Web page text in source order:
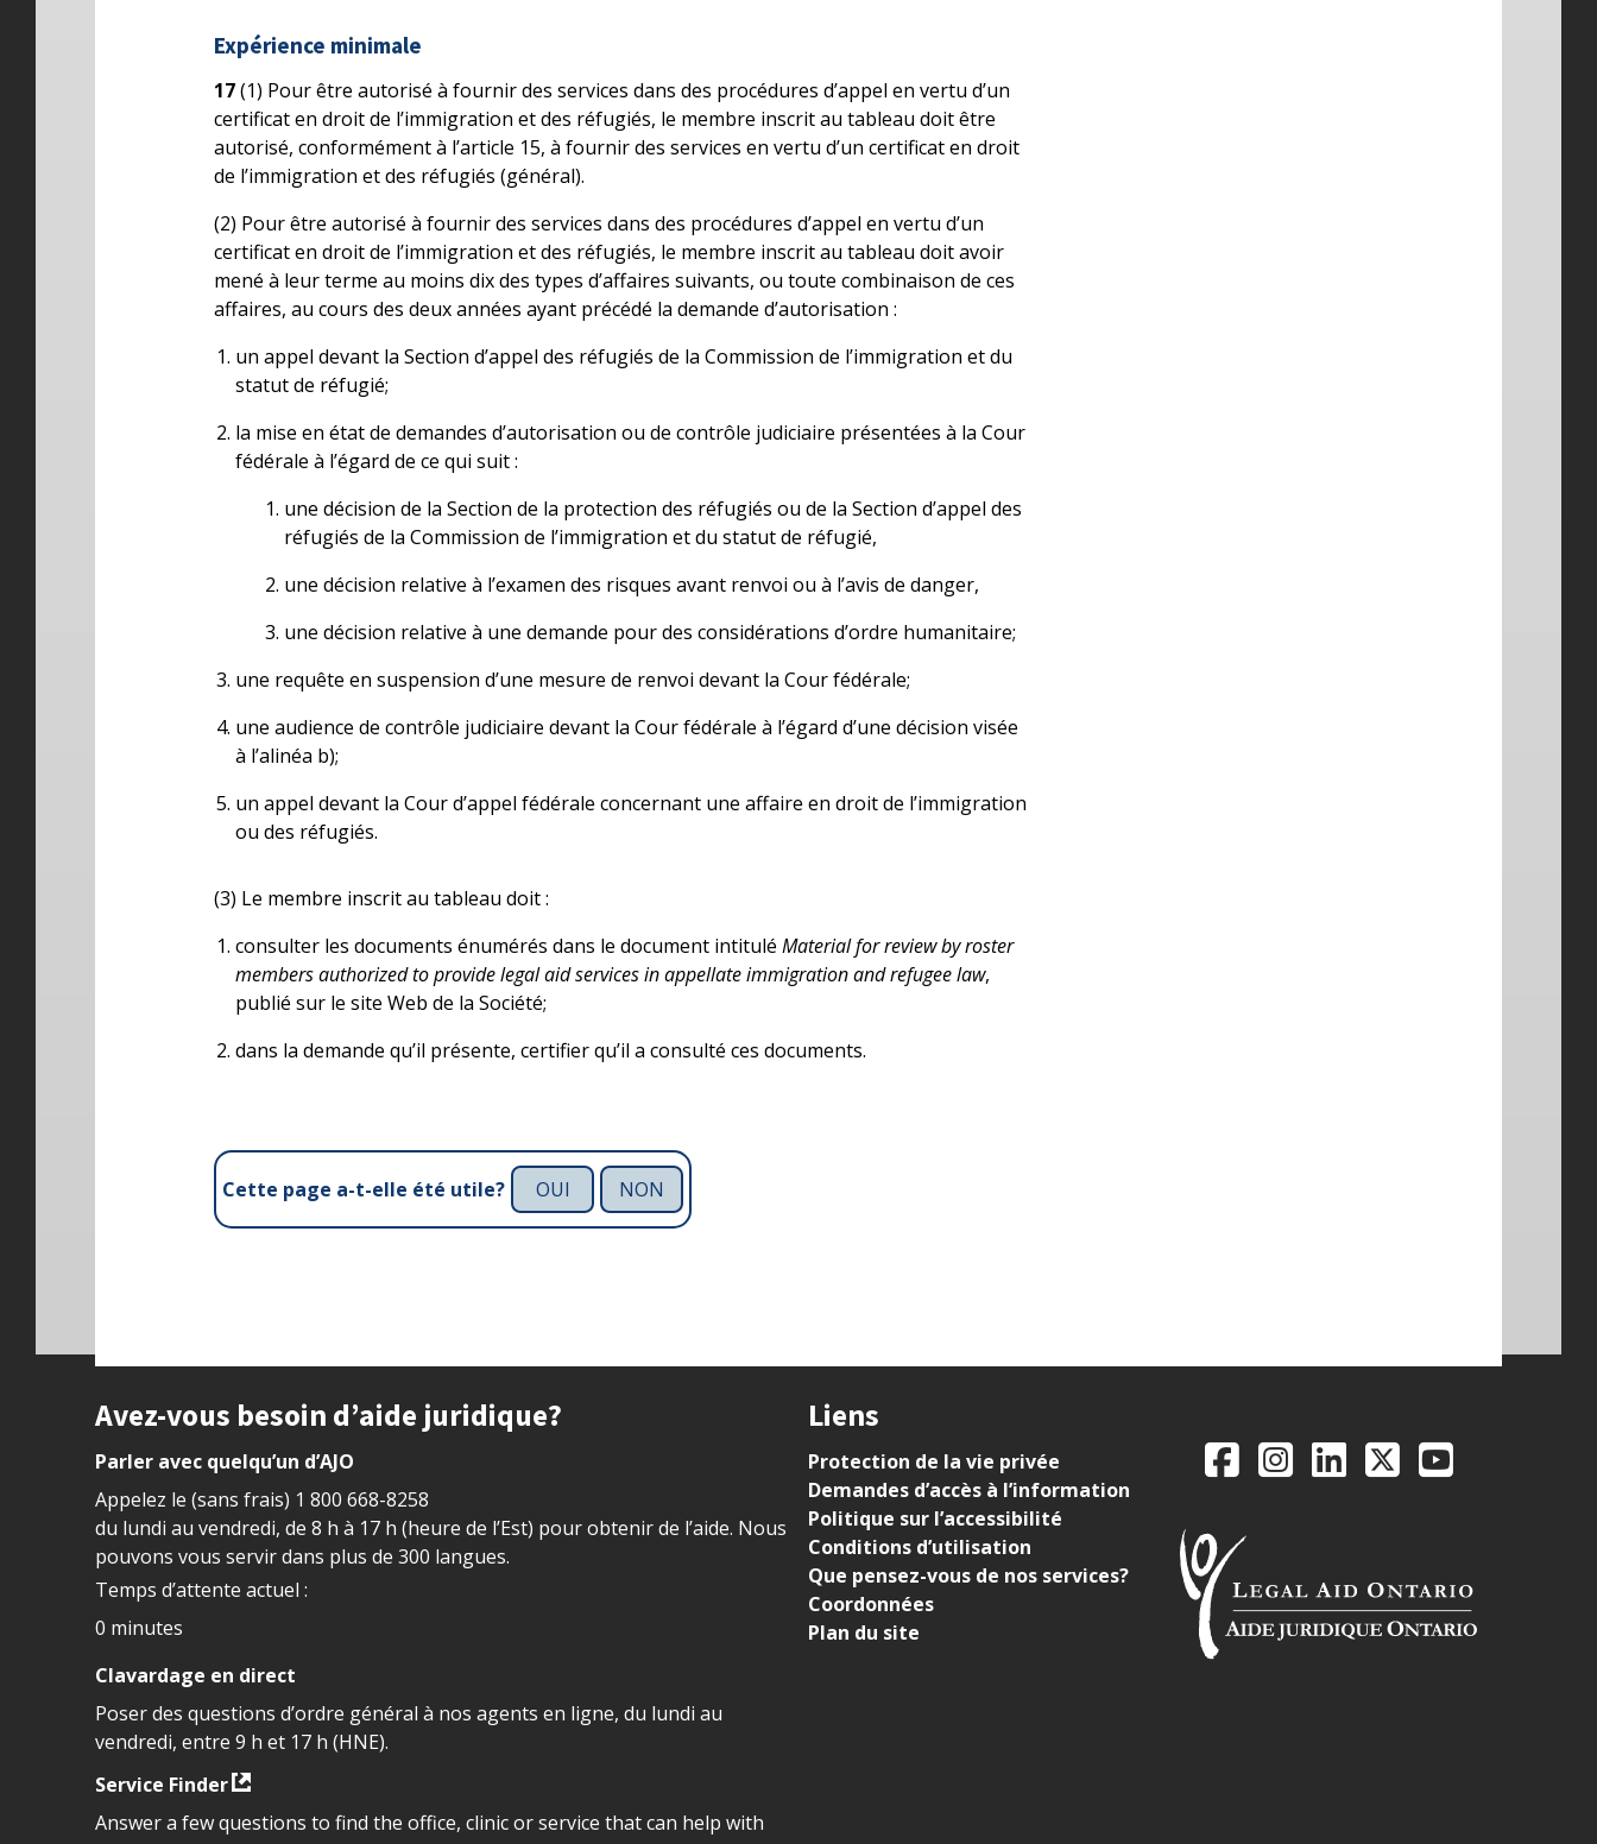
Expérience minimale
17(1) Pour être autorisé à fournir des services dans des procédures d’appel en vertu d’un
certificat en droit de l’immigration et des réfugiés, le membre inscrit au tableau doit être
autorisé, conformément à l’article 15, à fournir des services en vertu d’un certificat en droit
de l’immigration et des réfugiés (général).
(2) Pour être autorisé à fournir des services dans des procédures d’appel en vertu d’un
certificat en droit de l’immigration et des réfugiés, le membre inscrit au tableau doit avoir
mené à leur terme au moins dix des types d’affaires suivants, ou toute combinaison de ces
affaires, au cours des deux années ayant précédé la demande d’autorisation :
un appel devant la Section d’appel des réfugiés de la Commission de l’immigration et du
statut de réfugié;
la mise en état de demandes d’autorisation ou de contrôle judiciaire présentées à la Cour
fédérale à l’égard de ce qui suit :
une décision de la Section de la protection des réfugiés ou de la Section d’appel des
réfugiés de la Commission de l’immigration et du statut de réfugié,
une décision relative à l’examen des risques avant renvoi ou à l’avis de danger,
une décision relative à une demande pour des considérations d’ordre humanitaire;
une requête en suspension d’une mesure de renvoi devant la Cour fédérale;
une audience de contrôle judiciaire devant la Cour fédérale à l’égard d’une décision visée
à l’alinéa b);
un appel devant la Cour d’appel fédérale concernant une affaire en droit de l’immigration
ou des réfugiés.
(3) Le membre inscrit au tableau doit :
consulter les documents énumérés dans le document intitulé Material for review by roster
members authorized to provide legal aid services in appellate immigration and refugee law,
publié sur le site Web de la Société;
dans la demande qu’il présente, certifier qu’il a consulté ces documents.
Cette page a-t-elle été utile? OUI NON
Site footer
Avez-vous besoin d’aide juridique?
Parler avec quelqu’un d’AJO
Appelez le (sans frais) 1 800 668-8258
du lundi au vendredi, de 8 h à 17 h (heure de l’Est) pour obtenir de l’aide. Nous
pouvons vous servir dans plus de 300 langues.
Temps d’attente actuel :
0 minutes
Clavardage en direct
Poser des questions d’ordre général à nos agents en ligne, du lundi au
vendredi, entre 9 h et 17 h (HNE).
Service Finder
Answer a few questions to find the office, clinic or service that can help with
Liens
Protection de la vie privée
Demandes d’accès à l’information
Politique sur l’accessibilité
Conditions d’utilisation
Que pensez-vous de nos services?
Coordonnées
Plan du site
FacebookInstagram
LinkedIn
X YouTube